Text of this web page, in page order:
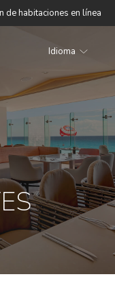
de habitaciones en línea
Idioma